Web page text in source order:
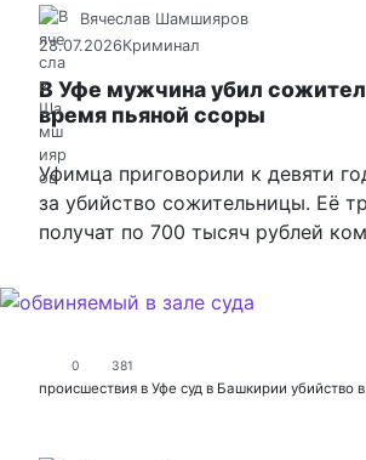
Вячеслав Шамшияров
28.07.2026Криминал
В Уфе мужчина убил
время пьяной ссоры
Уфимца приговорили к девяти
за убийство сожительницы. Её
получат по 700 тысяч рублей
0 381
происшествия в Уфе суд в Башкирии убийство